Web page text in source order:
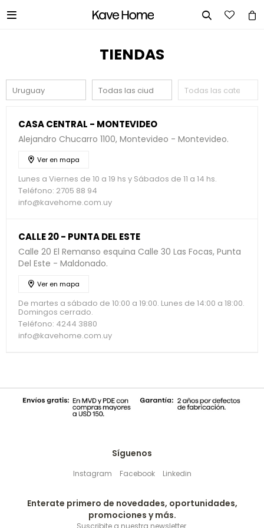
 
TIENDAS
CASA CENTRAL - MONTEVIDEO
Alejandro Chucarro 1100, Montevideo - Montevideo.
Ver en mapa
Lunes a Viernes de 10 a 19 hs y Sábados de 11 a 14 hs.
Teléfono: 2705 88 94
info@kavehome.com.uy
CALLE 20 - PUNTA DEL ESTE
Calle 20 El Remanso esquina Calle 30 Las Focas, Punta
Del Este - Maldonado.
Ver en mapa
De martes a sábado de 10:00 a 19:00. Lunes de 14:00 a 18:00.
Domingos cerrado.
Teléfono: 4244 3880
info@kavehome.com.uy
Síguenos
Instagram Facebook Linkedin
Enterate primero de novedades, oportunidades,
promociones y más.